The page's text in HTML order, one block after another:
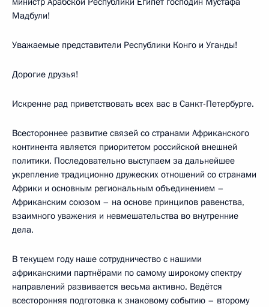
Мадбули!
Уважаемые представители Республики Конго и Уганды!
Дорогие друзья!
Искренне рад приветствовать всех вас в Санкт-Петербурге.
Всестороннее развитие связей со странами Африканского
континента является приоритетом российской внешней
политики. Последовательно выступаем за дальнейшее
укрепление традиционно дружеских отношений со странами
Африки и основным региональным объединением –
Африканским союзом – на основе принципов равенства,
взаимного уважения и невмешательства во внутренние
дела.
В текущем году наше сотрудничество с нашими
африканскими партнёрами по самому широкому спектру
направлений развивается весьма активно. Ведётся
всесторонняя подготовка к знаковому событию – второму